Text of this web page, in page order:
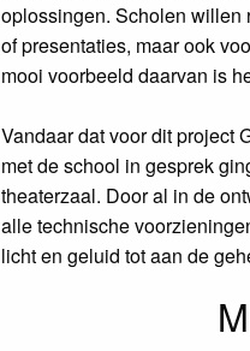
oplossingen. Scholen willen
of presentaties, maar ook
mooi voorbeeld daarvan is
Vandaar dat voor dit project
met de school in gesprek
theaterzaal. Door al in de
alle technische
licht en geluid tot aan de